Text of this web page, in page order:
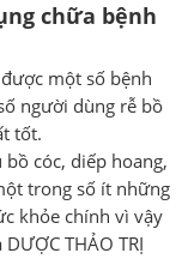
chữa bệnh
một số bệnh
người dùng rễ bồ
tốt.
bồ cóc, diếp hoang,
trong số ít những
khỏe chính vì vậy
THẢO TRỊ